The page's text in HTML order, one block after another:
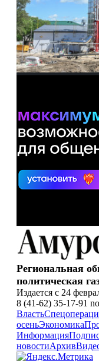
Региональная
политическая
Издается с 24
8 (41-62) 35-17-91
Власть
осеньЭкономика
Информация
новостиАрхив